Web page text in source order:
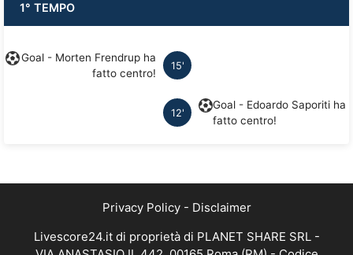
1° TEMPO
15'
Goal - Morten Frendrup ha
fatto centro!
12'
Goal - Edoardo Saporiti ha
fatto centro!
Privacy Policy- Disclaimer
Livescore24.it di proprietà di PLANET SHARE SRL -